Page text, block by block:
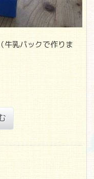
牛乳パックで作りま